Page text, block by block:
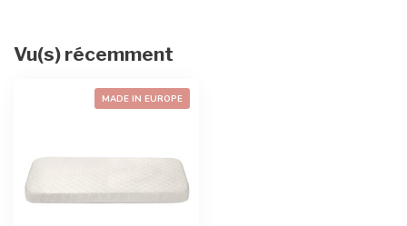
Vu(s) récemment
MADE IN EUROPE